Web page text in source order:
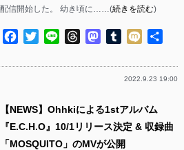
配信開始した。 幼き頃に……(続きを読む)
Facebook
TwitterLine ThreadsMastodon
Tumblr
Mixi
2022.9.23 19:00
【NEWS】Ohhkiによる1stアルバム
『E.C.H.O』10/1リリース決定 & 収録曲
「MOSQUITO」のMVが公開